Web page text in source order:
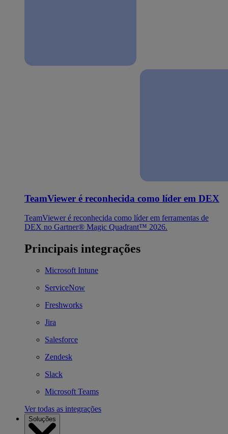
TeamViewer é reconhecida como líder em DEX
TeamViewer é reconhecida como líder em ferramentas de
DEX no Gartner® Magic Quadrant™ 2026.
Principais integrações
Microsoft Intune
ServiceNow
Freshworks
Jira
Salesforce
Zendesk
Slack
Microsoft Teams
Ver todas as integrações
Soluções